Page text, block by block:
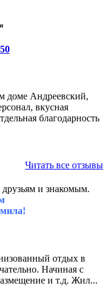
доме Андреевский,
вкусная
благодарность
Читать все отзывы
и знакомым.
отдых в
Начиная с
и т.д. Жил...